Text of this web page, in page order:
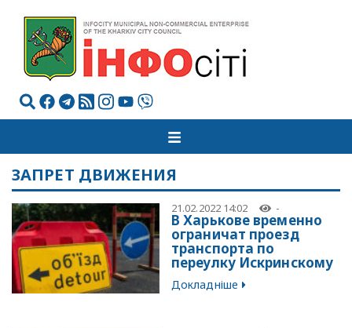
ЗАПРЕТ ДВИЖЕНИЯ
21.02.2022 14:02 -
В Харькове временно
ограничат проезд
транспорта по
переулку Искринскому
Докладніше